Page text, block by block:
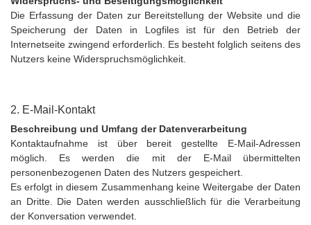
Die Erfassung der Daten zur Bereitstellung der Website und die
Speicherung der Daten in Logfiles ist für den Betrieb der
Internetseite zwingend erforderlich. Es besteht folglich seitens des
Nutzers keine Widerspruchsmöglichkeit.
2. E-Mail-Kontakt
Beschreibung und Umfang der Datenverarbeitung
Kontaktaufnahme ist über bereit gestellte E-Mail-Adressen
möglich. Es werden die mit der E-Mail übermittelten
personenbezogenen Daten des Nutzers gespeichert.
Es erfolgt in diesem Zusammenhang keine Weitergabe der Daten
an Dritte. Die Daten werden ausschließlich für die Verarbeitung
der Konversation verwendet.